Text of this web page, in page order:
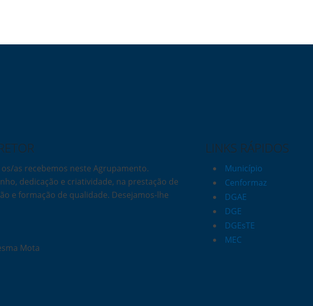
as recebemos neste Agrupamento.
dedicação e criatividade, na prestação de
e formação de qualidade. Desejamos-lhe
Mota
LINKS RÁPIDOS
Município
Cenformaz
DGAE
DGE
DGEsTE
MEC